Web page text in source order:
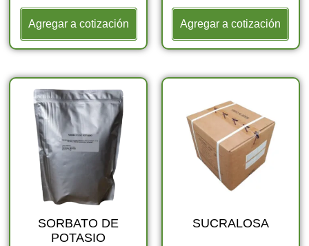
Agregar a cotización Agregar a cotización
SORBATO DE
POTASIO
SUCRALOSA